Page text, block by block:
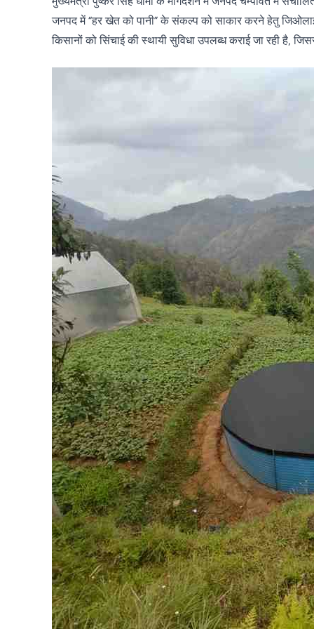
जनपद में “हर खेत को पानी” के संकल्प को साकार करने हेतु
किसानों को सिंचाई की स्थायी सुविधा उपलब्ध कराई जा रही है,